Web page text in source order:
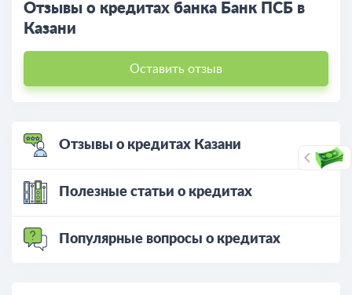
Отзывы о кредитах банка Банк ПСБ в
Казани
Оставить отзыв
Отзывы о кредитах Казани
Полезные статьи о кредитах
Популярные вопросы о кредитах